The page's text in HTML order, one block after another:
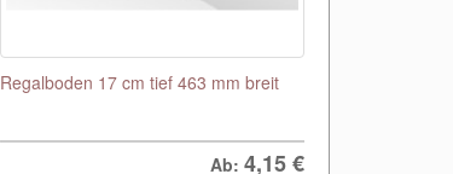
Regalboden 17 cm tief 463 mm breit
Ab: 4,15€